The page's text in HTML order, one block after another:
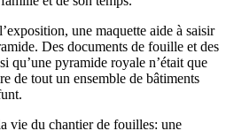
une maquette aide à saisir
Des documents de fouille et des
qu’une pyramide royale n’était que
de tout un ensemble de bâtiments
vie du chantier de fouilles: une